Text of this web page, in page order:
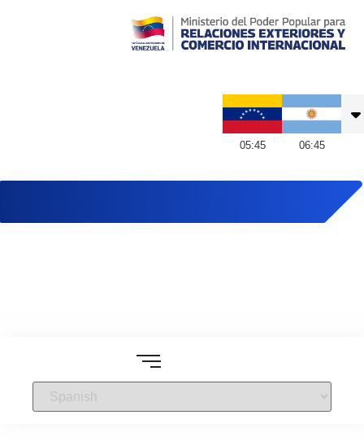
05:45 06:45